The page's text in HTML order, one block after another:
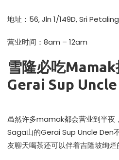
地址：56, Jln 1/149D, Sri
营业时间：8am – 12am
雪隆必吃Mamak
Gerai Sup
虽然许多mamak都会营业到半
Saga山的Gerai Sup Uncle Den
友聊天喝茶还可以伴着吉隆坡绚烂